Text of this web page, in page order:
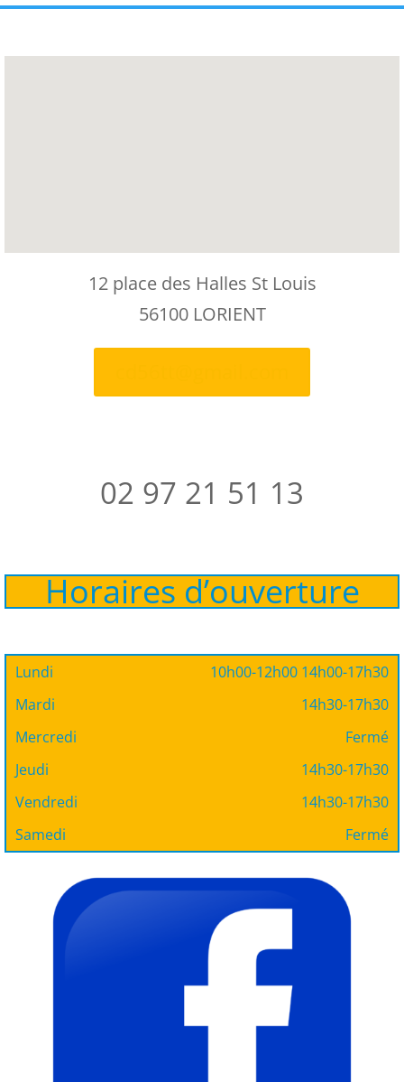
12 place des Halles St Louis
56100 LORIENT
02 97 21 51 13
Horaires d’ouverture
Lundi
10h00-12h00 14h00-17h30
Mardi
14h30-17h30
Mercredi
Fermé
Jeudi
14h30-17h30
Vendredi
14h30-17h30
Samedi
Fermé